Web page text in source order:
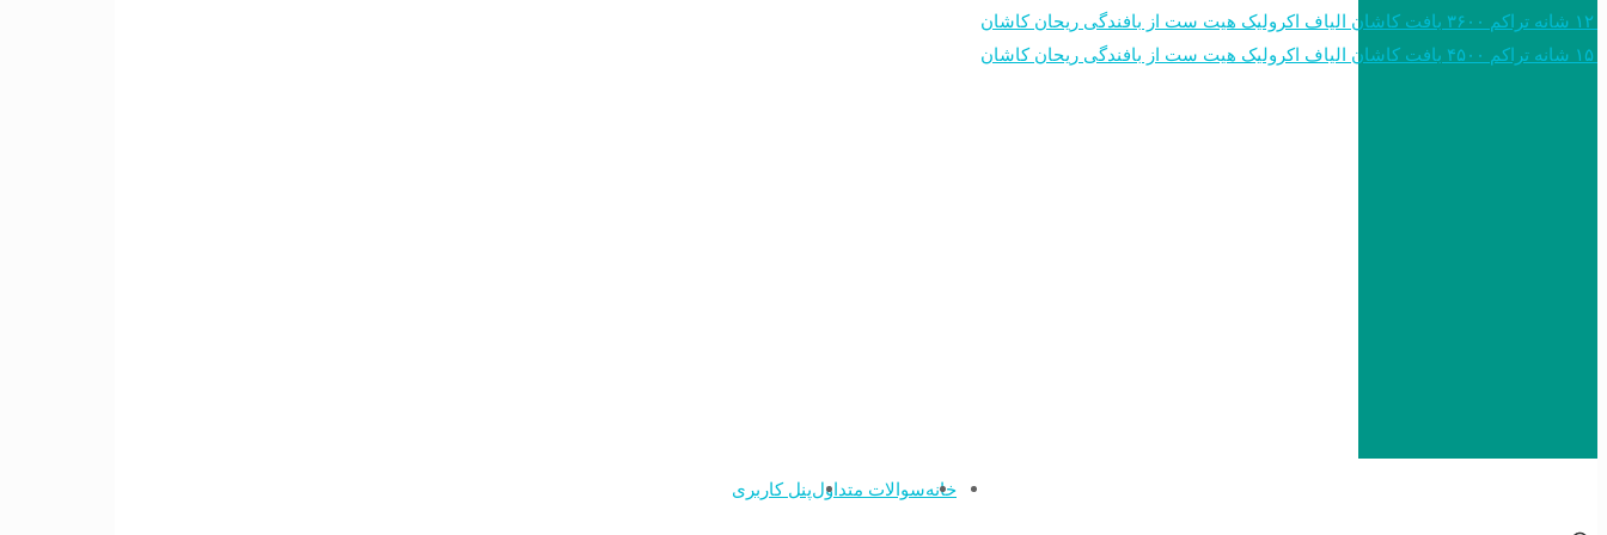
خانهسوالات متداولپنل کاربری